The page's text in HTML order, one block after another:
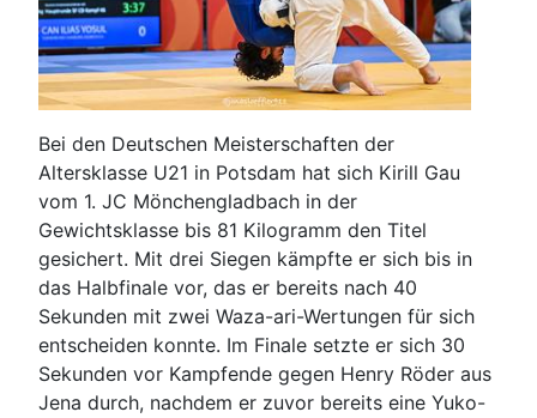
Bei den Deutschen Meisterschaften der
Altersklasse U21 in Potsdam hat sich Kirill Gau
vom 1. JC Mönchengladbach in der
Gewichtsklasse bis 81 Kilogramm den Titel
gesichert. Mit drei Siegen kämpfte er sich bis in
das Halbfinale vor, das er bereits nach 40
Sekunden mit zwei Waza-ari-Wertungen für sich
entscheiden konnte. Im Finale setzte er sich 30
Sekunden vor Kampfende gegen Henry Röder aus
Jena durch, nachdem er zuvor bereits eine Yuko-